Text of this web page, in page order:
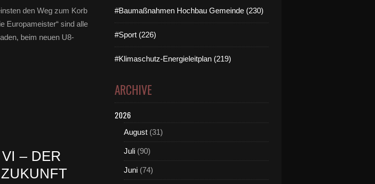
den Weg zum Korb
Europameister“ sind alle
beim neuen U8-
– DER
#Baumaßnahmen Hochbau Gemeinde (230)
#Sport (226)
#Klimaschutz-Energieleitplan (219)
ARCHIVE
2026
August (31)
Juli (90)
Juni (74)